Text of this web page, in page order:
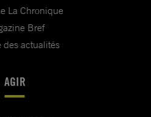
La Chronique
Bref
des actualités
AGIR